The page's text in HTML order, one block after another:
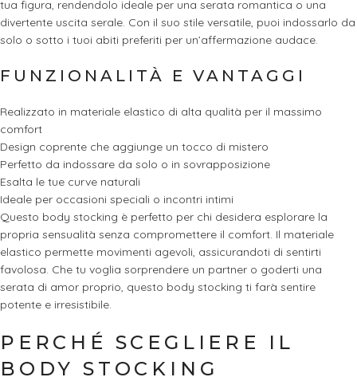
tua figura, rendendolo ideale per una serata romantica o una
divertente uscita serale. Con il suo stile versatile, puoi indossarlo da
solo o sotto i tuoi abiti preferiti per un’affermazione audace.
FUNZIONALITÀ E VANTAGGI
Realizzato in materiale elastico di alta qualità per il massimo
comfort
Design coprente che aggiunge un tocco di mistero
Perfetto da indossare da solo o in sovrapposizione
Esalta le tue curve naturali
Ideale per occasioni speciali o incontri intimi
Questo body stocking è perfetto per chi desidera esplorare la
propria sensualità senza compromettere il comfort. Il materiale
elastico permette movimenti agevoli, assicurandoti di sentirti
favolosa. Che tu voglia sorprendere un partner o goderti una
serata di amor proprio, questo body stocking ti farà sentire
potente e irresistibile.
PERCHÉ SCEGLIERE IL
BODY STOCKING